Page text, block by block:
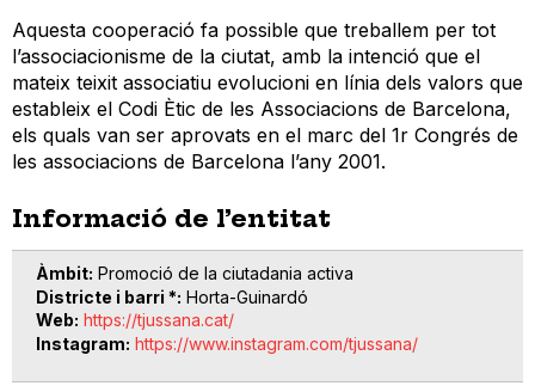
Aquesta cooperació fa possible que treballem per tot
l’associacionisme de la ciutat, amb la intenció que el
mateix teixit associatiu evolucioni en línia dels valors que
estableix el Codi Ètic de les Associacions de Barcelona,
els quals van ser aprovats en el marc del 1r Congrés de
les associacions de Barcelona l’any 2001.
Informació de l’entitat
Àmbit Promoció de la ciutadania activa
Districte i barri * Horta-Guinardó
Web
https://tjussana.cat/
Instagram https://www.instagram.com/tjussana/